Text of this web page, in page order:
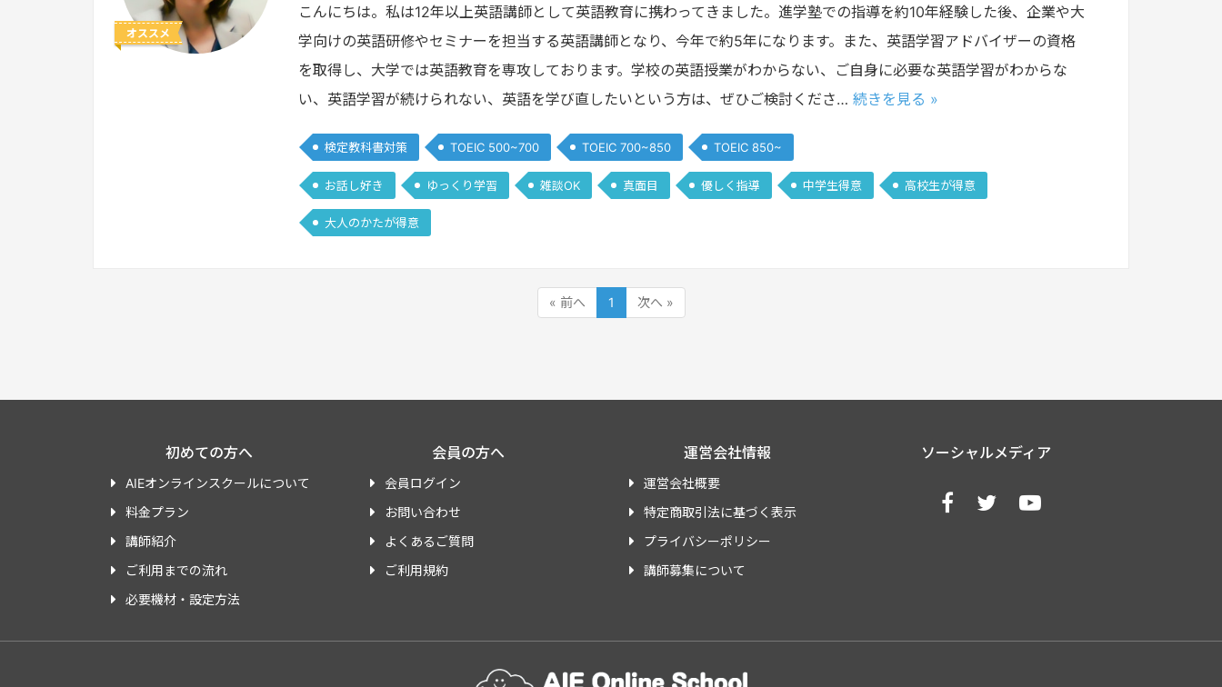
オススメ
こんにちは。私は12年以上英語講師として英語教育に携わってきました。進学塾での指導を約10年経験した後、企業や大
学向けの英語研修やセミナーを担当する英語講師となり、今年で約5年になります。また、英語学習アドバイザーの資格
を取得し、大学では英語教育を専攻しております。学校の英語授業がわからない、ご自身に必要な英語学習がわからな
い、英語学習が続けられない、英語を学び直したいという方は、ぜひご検討くださ… 続きを見る »
検定教科書対策 TOEIC 500~700 TOEIC 700~850 TOEIC 850~
お話し好き ゆっくり学習 雑談OK 真面目 優しく指導 中学生得意 高校生が得意
大人のかたが得意
« 前へ 1 次へ »
初めての方へ
AIEオンラインスクールについて
料金プラン
講師紹介
ご利用までの流れ
必要機材・設定方法
会員の方へ
会員ログイン
お問い合わせ
よくあるご質問
ご利用規約
運営会社情報
運営会社概要
特定商取引法に基づく表示
プライバシーポリシー
講師募集について
ソーシャルメディア